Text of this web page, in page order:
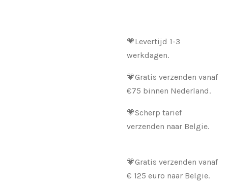
💗Levertijd 1-3
werkdagen.
💗Gratis verzenden vanaf
€75 binnen Nederland.
💗Scherp tarief
verzenden naar Belgie.
💗Gratis verzenden vanaf
€ 125 euro naar Belgie.